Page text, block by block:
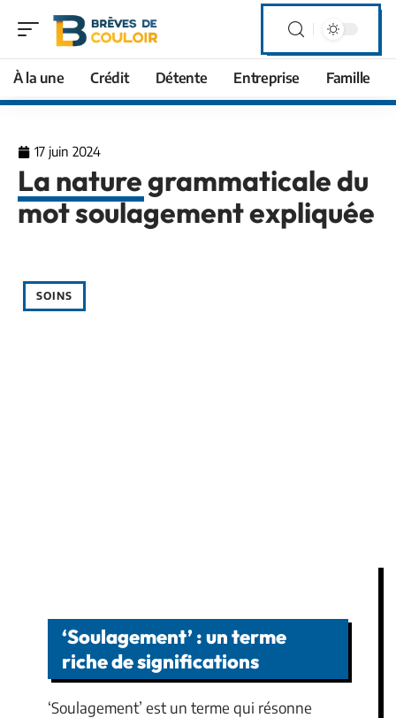
À la une Crédit Détente Entreprise Famille
17 juin 2024
La nature grammaticale du
mot soulagement expliquée
SOINS
‘Soulagement’ : un terme
riche de significations
‘Soulagement’ est un terme qui résonne